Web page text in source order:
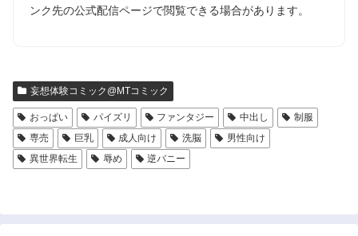
ンク先の公式配信ページで閲覧できる場合があります。
妄想体験コミック@MTコミック
おっぱい パイズリ ファンタジー 中出し
制服
専売
巨乳 成人向け 洗脳
男性向け
異世界転生
辱め 逆バニー